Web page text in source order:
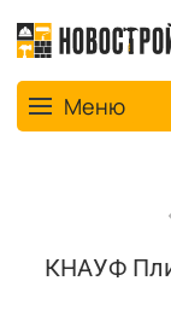
ToggleМеню
КНАУФ